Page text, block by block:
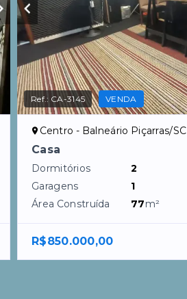
Ref.: CA-3145 VENDA
Centro - Balneário Piçarras/SC
Casa
Dormitórios
2
Garagens
1
Área Construída
77m²
R$850.000,00